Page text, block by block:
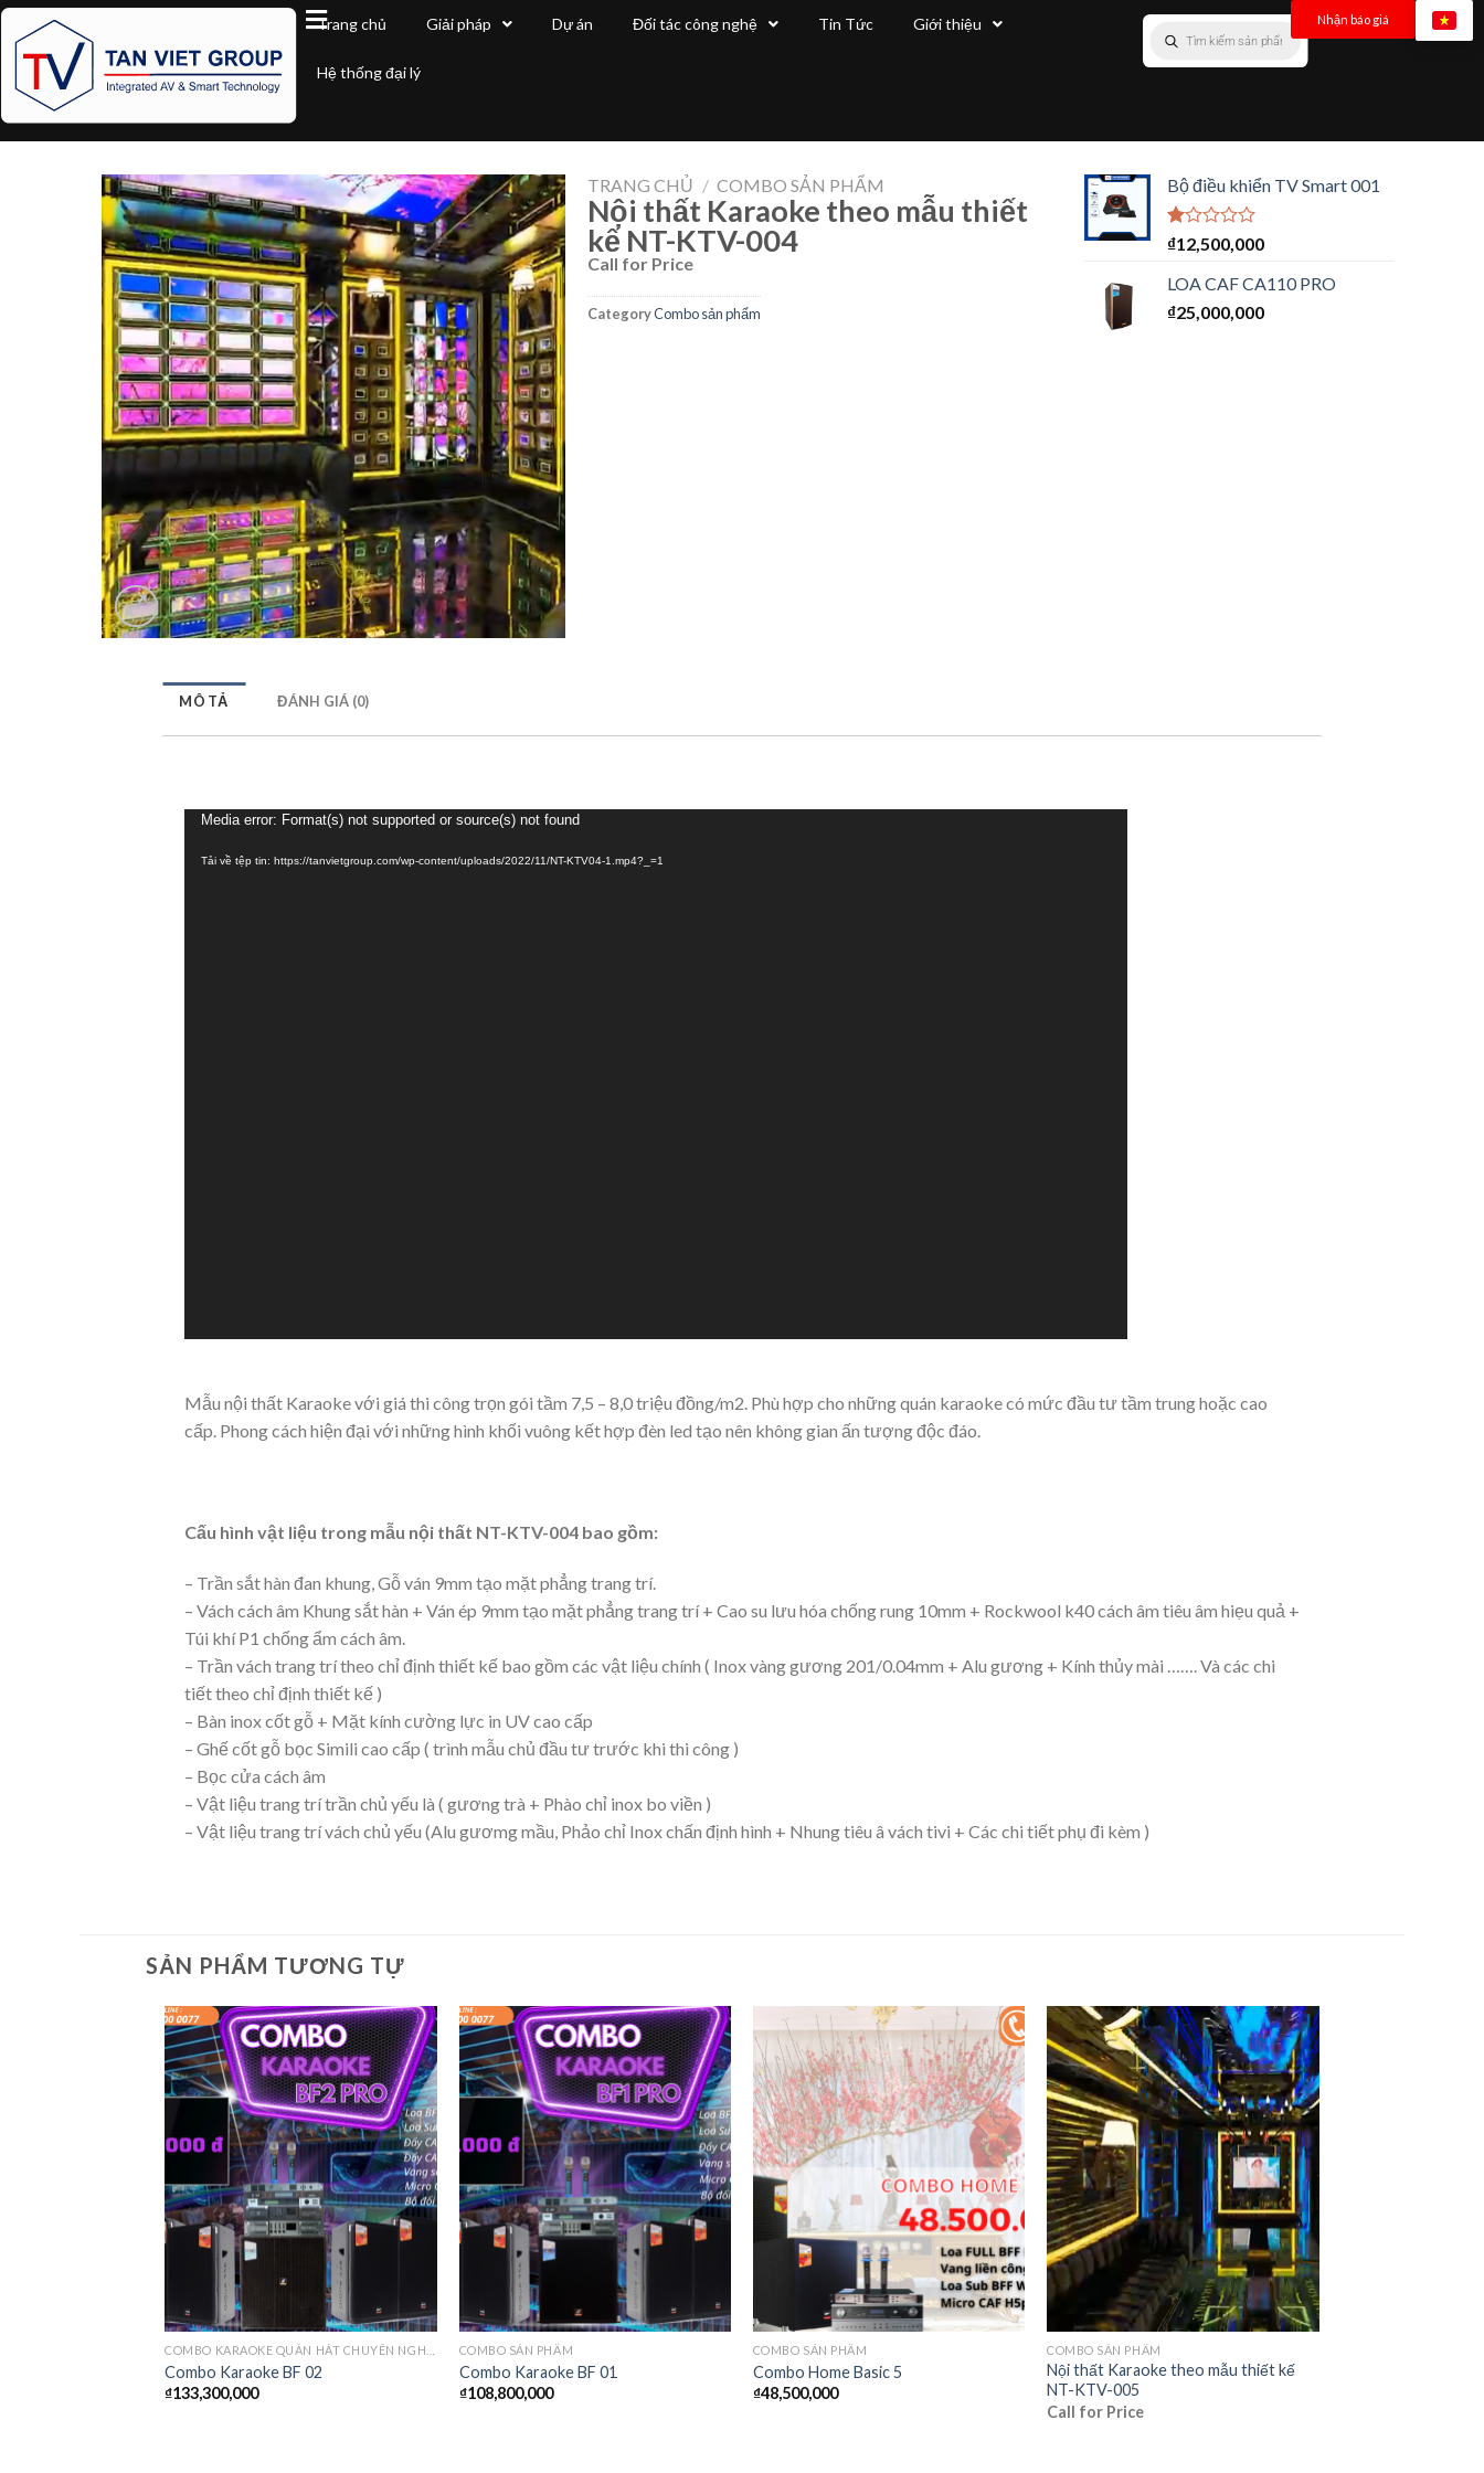
Trang chủ Giải pháp Dự án Đối tác công nghệ Tin Tức Giới thiệu
Hệ thống đại lý
Nhận báo giá
TRANG CHỦ / COMBO SẢN PHẨM
Nội thất Karaoke theo mẫu thiết
kế NT-KTV-004
Call for Price
CategoryCombo sản phẩm
Bộ điều khiển TV Smart 001
Được
hạng
1.00
5
₫12,500,000
LOA CAF CA110 PRO
₫25,000,000
MÔ TẢ ĐÁNH GIÁ (0)
Trình
Media error: Format(s) not supported or source(s) not found
Tải về tệp tin: https://tanvietgroup.com/wp-content/uploads/2022/11/NT-KTV04-1.mp4?_=1
Mẫu nội thất Karaoke với giá thi công trọn gói tầm 7,5 – 8,0 triệu đồng/m2. Phù hợp cho những quán karaoke có mức đầu tư tầm trung hoặc cao
cấp. Phong cách hiện đại với những hình khối vuông kết hợp đèn led tạo nên không gian ấn tượng độc đáo.
Cấu hình vật liệu trong mẫu nội thất NT-KTV-004 bao gồm:
– Trần sắt hàn đan khung, Gỗ ván 9mm tạo mặt phẳng trang trí.
– Vách cách âm Khung sắt hàn + Ván ép 9mm tạo mặt phẳng trang trí + Cao su lưu hóa chống rung 10mm + Rockwool k40 cách âm tiêu âm hiẹu quả +
Túi khí P1 chống ẩm cách âm.
– Trần vách trang trí theo chỉ định thiết kế bao gồm các vật liệu chính ( Inox vàng gương 201/0.04mm + Alu gương + Kính thủy mài ……. Và các chi
tiết theo chỉ định thiết kế )
– Bàn inox cốt gỗ + Mặt kính cường lực in UV cao cấp
– Ghế cốt gỗ bọc Simili cao cấp ( trình mẫu chủ đầu tư trước khi thi công )
– Bọc cửa cách âm
– Vật liệu trang trí trần chủ yếu là ( gương trà + Phào chỉ inox bo viền )
– Vật liệu trang trí vách chủ yếu (Alu gươmg mầu, Phảo chỉ Inox chấn định hình + Nhung tiêu â vách tivi + Các chi tiết phụ đi kèm )
SẢN PHẨM TƯƠNG TỰ
Combo Karaoke BF 02
₫133,300,000
COMBO SẢN PHẨM
Combo Karaoke BF 01
₫108,800,000
COMBO SẢN PHẨM
Combo Home Basic 5
₫48,500,000
COMBO SẢN PHẨM
Nội thất Karaoke theo mẫu thiết kế
NT-KTV-005
Call for Price